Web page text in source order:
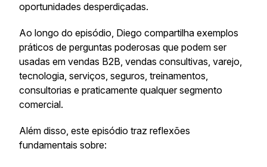
oportunidades desperdiçadas.
Ao longo do episódio, Diego compartilha exemplos
práticos de perguntas poderosas que podem ser
usadas em vendas B2B, vendas consultivas, varejo,
tecnologia, serviços, seguros, treinamentos,
consultorias e praticamente qualquer segmento
comercial.
Além disso, este episódio traz reflexões
fundamentais sobre: